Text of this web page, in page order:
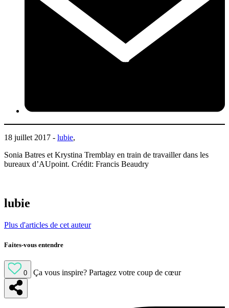
18 juillet 2017 - lubie,
Sonia Batres et Krystina Tremblay en train de travailler dans les
bureaux d’AUpoint. Crédit: Francis Beaudry
lubie
Plus d'articles de cet auteur
Faites-vous entendre
0 Ça vous inspire? Partagez votre coup de cœur